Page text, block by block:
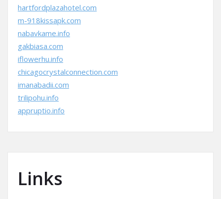
hartfordplazahotel.com
m-918kissapk.com
nabavkame.info
gakbiasa.com
iflowerhu.info
chicagocrystalconnection.com
imanabadii.com
trilipohu.info
appruptio.info
Links